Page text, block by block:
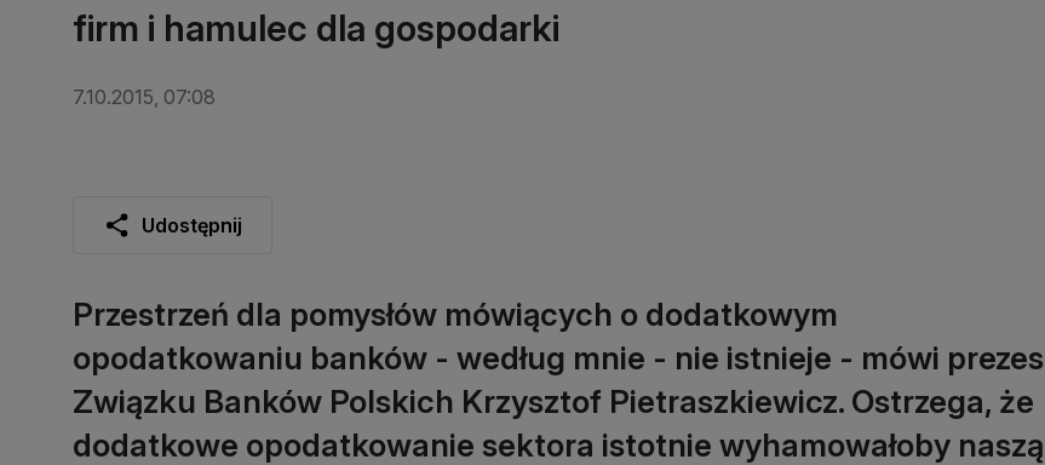
firm i hamulec dla gospodarki
7.10.2015, 07:08
Udostępnij
Przestrzeń dla pomysłów mówiących o dodatkowym
opodatkowaniu banków - według mnie - nie istnieje - mówi prezes
Związku Banków Polskich Krzysztof Pietraszkiewicz. Ostrzega, że
dodatkowe opodatkowanie sektora istotnie wyhamowałoby naszą